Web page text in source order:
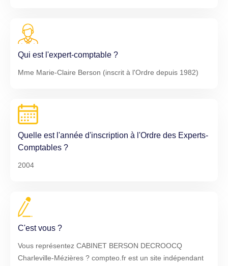
Qui est l'expert-comptable ?
Mme Marie-Claire Berson (inscrit à l'Ordre depuis 1982)
Quelle est l'année d'inscription à l'Ordre des Experts-
Comptables ?
2004
C'est vous ?
Vous représentez CABINET BERSON DECROOCQ
Charleville-Mézières ? compteo.fr est un site indépendant